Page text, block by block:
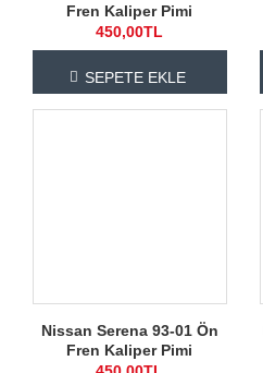
Fren Kaliper Pimi
450,00TL
SEPETE EKLE
Nissan Serena 93-01 Ön
Fren Kaliper Pimi